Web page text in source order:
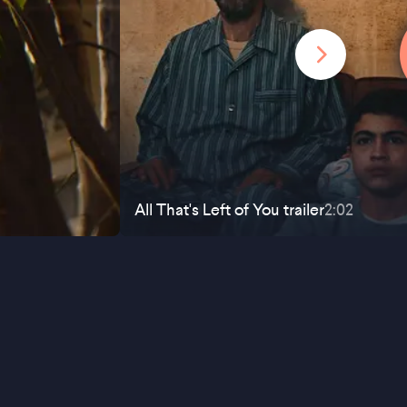
All That's Left of You trailer2:02